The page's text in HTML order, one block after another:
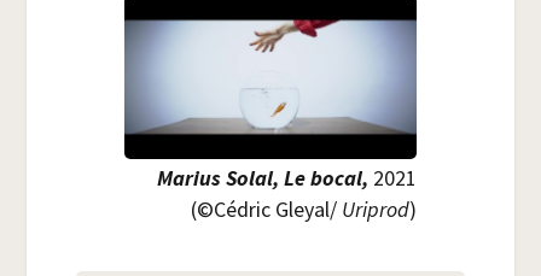
Marius Solal, Le bocal, 2021
(©Cédric Gleyal/ Uri­prod)